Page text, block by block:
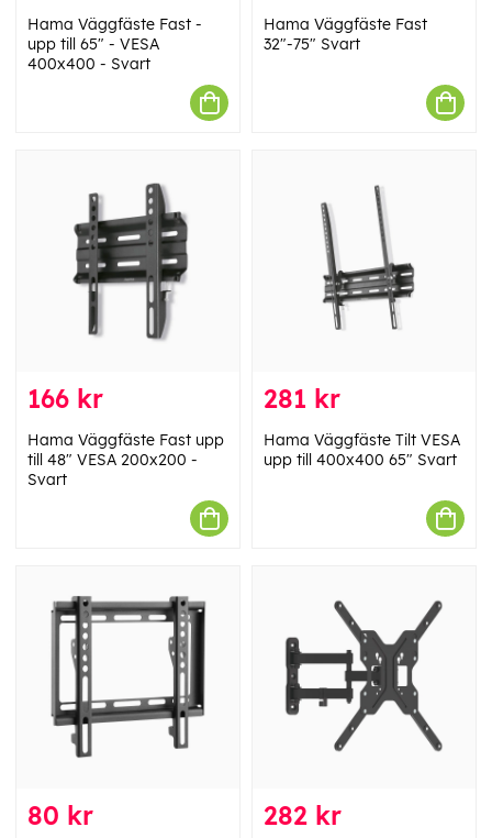
Hama Väggfäste Fast -
upp till 65" - VESA
400x400 - Svart
Hama Väggfäste Fast
32"-75" Svart
166 kr
Hama Väggfäste Fast upp
till 48" VESA 200x200 -
Svart
281 kr
Hama Väggfäste Tilt VESA
upp till 400x400 65" Svart
80 kr 282 kr